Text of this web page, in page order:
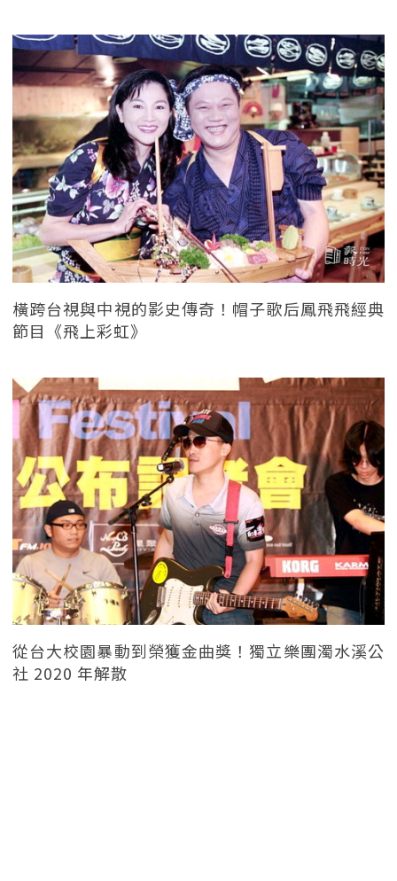
橫跨台視與中視的影史傳奇！帽子歌后鳳飛飛經典
節目《飛上彩虹》
從台大校園暴動到榮獲金曲獎！獨立樂團濁水溪公
社 2020 年解散